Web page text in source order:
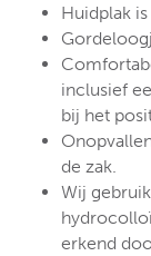
Huidplak
inclusief
bij het
de zak.
Wij
erkend